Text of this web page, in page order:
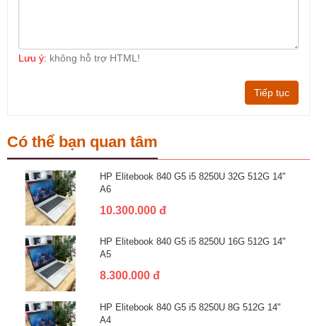
Lưu ý: không hỗ trợ HTML!
Tiếp tục
Có thể bạn quan tâm
HP Elitebook 840 G5 i5 8250U 32G 512G 14"
A6
10.300.000 đ
HP Elitebook 840 G5 i5 8250U 16G 512G 14"
A5
8.300.000 đ
HP Elitebook 840 G5 i5 8250U 8G 512G 14"
A4